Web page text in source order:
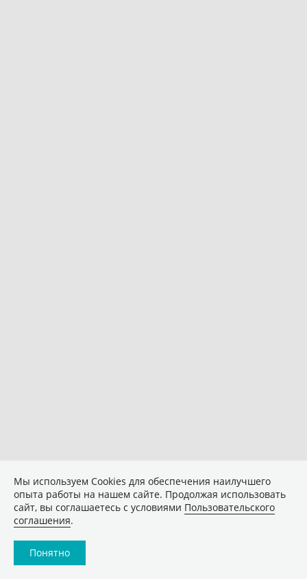
Мы используем Сookies для обеспечения наилучшего
опыта работы на нашем сайте. Продолжая использовать
сайт, вы соглашаетесь с условиями Пользовательского
соглашения.
Понятно